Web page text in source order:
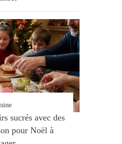
sucrés avec des
pour Noël à